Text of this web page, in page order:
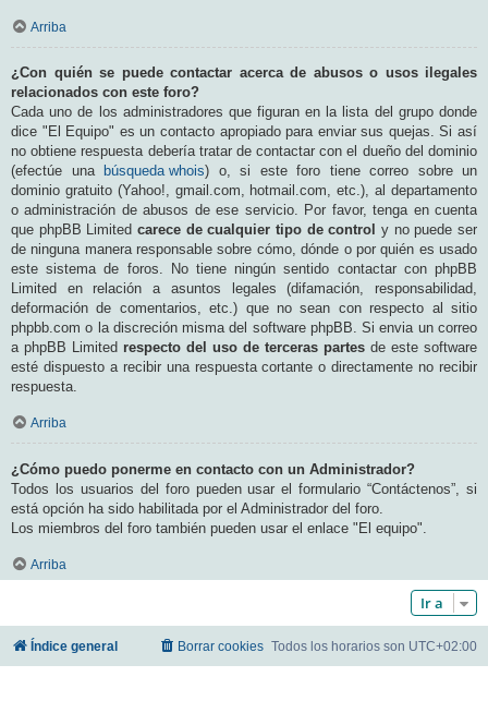
Arriba
¿Con quién se puede contactar acerca de abusos o usos ilegales
relacionados con este foro?
Cada uno de los administradores que figuran en la lista del grupo donde
dice "El Equipo" es un contacto apropiado para enviar sus quejas. Si así
no obtiene respuesta debería tratar de contactar con el dueño del dominio
(efectúe una
búsqueda whois) o, si este foro tiene correo sobre un
dominio gratuito (Yahoo!, gmail.com, hotmail.com, etc.), al departamento
o administración de abusos de ese servicio. Por favor, tenga en cuenta
que phpBB Limited carece de cualquier tipo de control y no puede ser
de ninguna manera responsable sobre cómo, dónde o por quién es usado
este sistema de foros. No tiene ningún sentido contactar con phpBB
Limited en relación a asuntos legales (difamación, responsabilidad,
deformación de comentarios, etc.) que no sean con respecto al sitio
phpbb.com o la discreción misma del software phpBB. Si envia un correo
a phpBB Limited respecto del uso de terceras partes de este software
esté dispuesto a recibir una respuesta cortante o directamente no recibir
respuesta.
Arriba
¿Cómo puedo ponerme en contacto con un Administrador?
Todos los usuarios del foro pueden usar el formulario “Contáctenos”, si
está opción ha sido habilitada por el Administrador del foro.
Los miembros del foro también pueden usar el enlace "El equipo".
Arriba
Ir a
Índice general Todos los horarios son UTC+02:00
Borrar cookies